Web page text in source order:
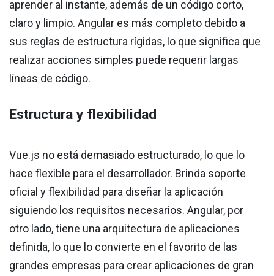
aprender al instante, además de un código corto,
claro y limpio. Angular es más completo debido a
sus reglas de estructura rígidas, lo que significa que
realizar acciones simples puede requerir largas
líneas de código.
Estructura y flexibilidad
Vue.js no está demasiado estructurado, lo que lo
hace flexible para el desarrollador. Brinda soporte
oficial y flexibilidad para diseñar la aplicación
siguiendo los requisitos necesarios. Angular, por
otro lado, tiene una arquitectura de aplicaciones
definida, lo que lo convierte en el favorito de las
grandes empresas para crear aplicaciones de gran